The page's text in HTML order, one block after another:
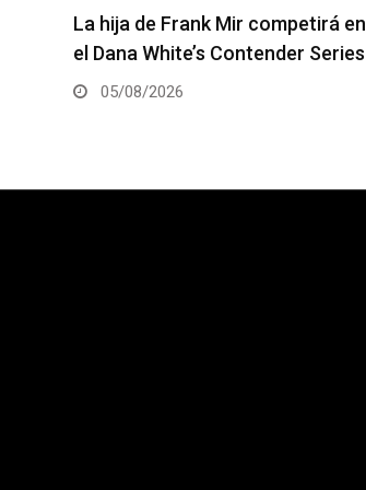
Joshua Van vs. Alexandre Pantoja
2 será la pelea estelar del UFC 331
05/08/2026